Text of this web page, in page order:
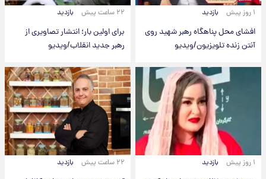
۱ روز پیش بازدید
افشای محل پناهگاه‌ رهبر شهید روی
آنتن زنده تلویزیون/ویدیو
۲۲ ساعت پیش بازدید
برای اولین بار؛ انتشار تصاویری از
رهبر جدید انقلاب/ویدیو
۱ روز پیش بازدید ۲۲ ساعت پیش بازدید